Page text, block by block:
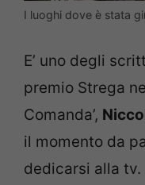
I luoghi dove è stata
E’ uno degli
premio Strega
Comanda’,
il momento da
dedicarsi alla